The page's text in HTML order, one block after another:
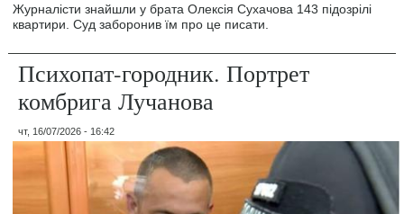
Журналісти знайшли у брата Олексія Сухачова 143 підозрілі
квартири. Суд заборонив їм про це писати.
Психопат-городник. Портрет
комбрига Лучанова
чт, 16/07/2026 - 16:42